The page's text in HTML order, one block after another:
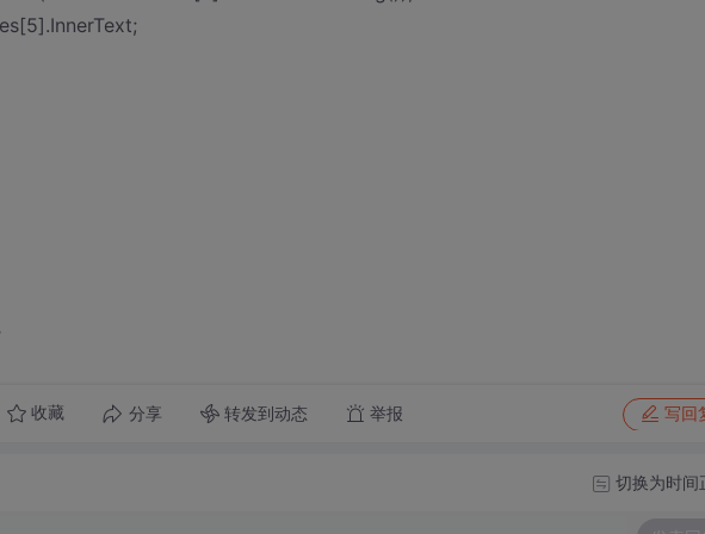
收藏 分享 转发到动态 举报 写回
切换为时间